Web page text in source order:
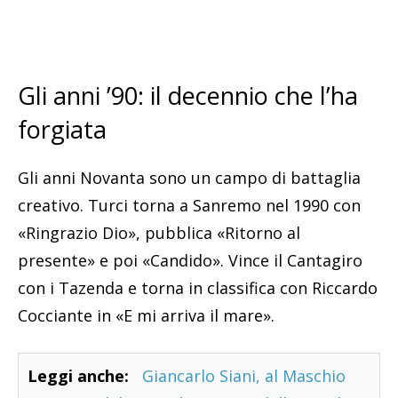
Gli anni ’90: il decennio che l’ha
forgiata
Gli anni Novanta sono un campo di battaglia
creativo. Turci torna a Sanremo nel 1990 con
«Ringrazio Dio», pubblica «Ritorno al
presente» e poi «Candido». Vince il Cantagiro
con i Tazenda e torna in classifica con Riccardo
Cocciante in «E mi arriva il mare».
Leggi anche:
Giancarlo Siani, al Maschio